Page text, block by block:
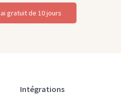
gratuit de 10 jours
Intégrations